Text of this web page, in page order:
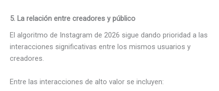
5. La relación entre creadores y público
El algoritmo de Instagram de 2026 sigue dando prioridad a las
interacciones significativas entre los mismos usuarios y
creadores.
Entre las interacciones de alto valor se incluyen: